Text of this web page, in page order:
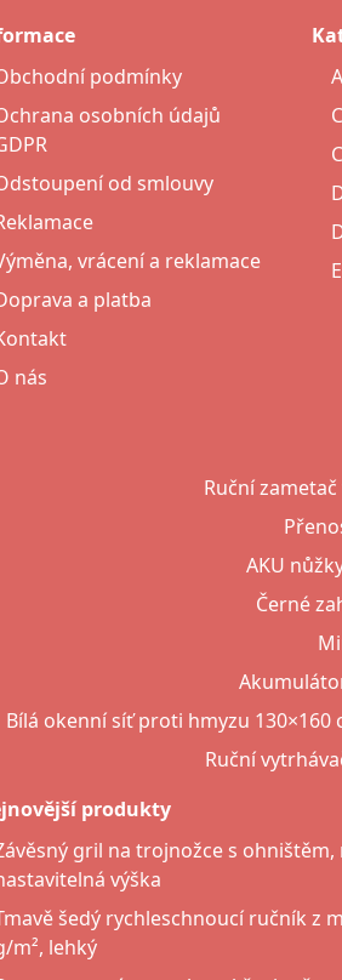
podmínky
osobních údajů
od smlouvy
vrácení a reklamace
a platba
nás
Ruční
AKU
Černé
Bílá okenní síť proti hmyzu
Ruční
produkty
gril na trojnožce s ohništěm,
výška
šedý rychleschnoucí ručník z
m², lehký